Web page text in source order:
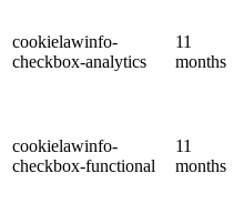
cookielawinfo-
checkbox-analytics
11
months
cookielawinfo-
checkbox-functional
11
months